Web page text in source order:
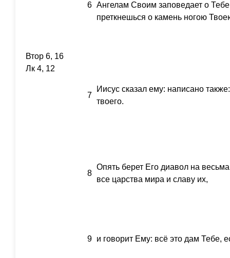
6 Ангелам Своим заповедает о
преткнешься о камень ногою
Втор 6, 16
Лк 4, 12
7
Иисус сказал ему: написано
твоего.
8
Опять берет Его диавол на
все царства мира и славу их,
9 и говорит Ему: всё это дам Тебе,